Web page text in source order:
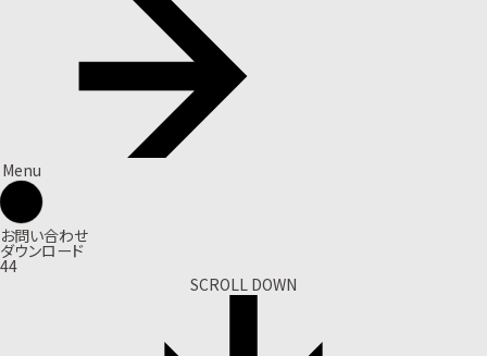
Menu
お問い合わせ
ダウンロード
44
SCROLL DOWN